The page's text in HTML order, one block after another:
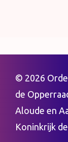
© 2026
de
Aloude en
Koninkrijk